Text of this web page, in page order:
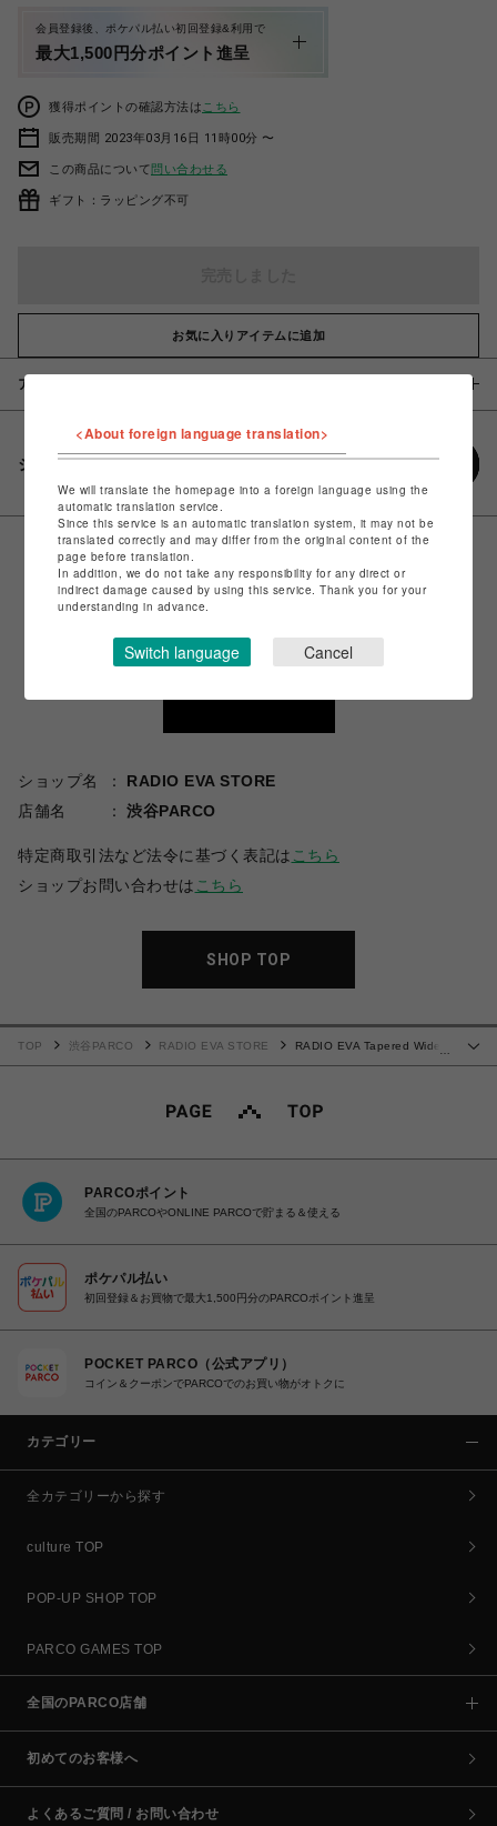
会員登録後、ポケパル払い初回登録&利用で
最大1,500円分ポイント進呈
獲得ポイントの確認方法は こちら
販売期間 2023年03月16日 11時00分 〜
この商品について問い合わせる
ギフト：ラッピング不可
お気に入りアイテムに追加
アイテム説明 / 素材
シェアする
ショップ名
RADIO EVA STORE
店舗名
渋谷PARCO
特定商取引法など法令に基づく表記は こちら
ショップお問い合わせは こちら
SHOP TOP
TOP 渋谷PARCO RADIO EVA STORE
RADIO EVA Tapered Wide
PARCOポイント
全国のPARCOやONLINE PARCOで貯まる＆使える
ポケパル払い
初回登録＆お買物で最大1,500円分のPARCOポイント進呈
POCKET PARCO（公式アプリ）
コイン＆クーポンでPARCOでのお買い物がオトクに
カテゴリー
全カテゴリーから探す
culture TOP
POP-UP SHOP TOP
PARCO GAMES TOP
全国のPARCO店舗
初めてのお客様へ
よくあるご質問 / お問い合わせ
<About foreign language translation>
We will translate the homepage into a foreign language using the
automatic translation service.
Since this service is an automatic translation system, it may not be
translated correctly and may differ from the original content of the
page before translation.
In addition, we do not take any responsibility for any direct or
indirect damage caused by using this service. Thank you for your
understanding in advance.
Switch language Cancel